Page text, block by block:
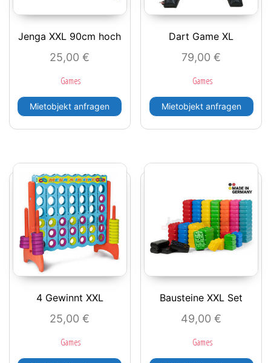
Jenga XXL 90cm hoch
25,00€
Games
Mietobjekt anfragen
Dart Game XL
79,00€
Games
Mietobjekt anfragen
4 Gewinnt XXL
25,00€
Games
Bausteine XXL Set
49,00€
Games